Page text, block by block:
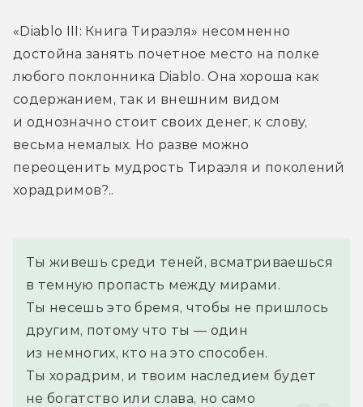
«Diablo III: Книга Тираэля» несомненно
достойна занять почетное место на полке
любого поклонника Diablo. Она хороша как
содержанием, так и внешним видом
и однозначно стоит своих денег, к слову,
весьма немалых. Но разве можно
переоценить мудрость Тираэля и поколений
хорадримов?..
Ты живешь среди теней, всматриваешься
в темную пропасть между мирами.
Ты несешь это бремя, чтобы не пришлось
другим, потому что ты — один
из немногих, кто на это способен.
Ты хорадрим, и твоим наследием будет
не богатство или слава, но само